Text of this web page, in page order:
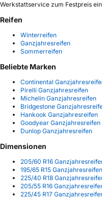
Werkstattservice zum Festpreis
Reifen
Winterreifen
Ganzjahresreifen
Sommerreifen
Beliebte Marken
Continental
Pirelli Ganzjahresreifen
Michelin Ganzjahresreifen
Bridgestone
Hankook Ganzjahresreifen
Goodyear Ganzjahresreifen
Dunlop Ganzjahresreifen
Dimensionen
205/60 R16
195/65 R15 Ganzjahresreifen
225/40 R18
205/55 R16
225/45 R17